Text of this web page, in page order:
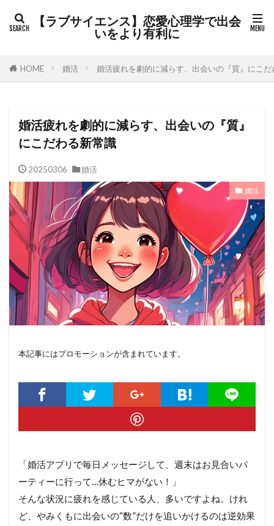
【ラブサイエンス】恋愛心理学で出会
いをより有利に
HOME 婚活 婚活疲れを劇的に減らす、出会いの『質』にこだ
婚活疲れを劇的に減らす、出会いの『質』
にこだわる新常識
20250306 婚活
婚活
本記事にはプロモーションが含まれています。
「婚活アプリで毎日メッセージして、週末はお見合いパ
ーティーに行って…休むヒマがない！」
そんな状況に疲れを感じている人、多いですよね。けれ
ど、やみくもに出会いの“数”だけを追いかけるのは逆効果
カテゴリー
検索